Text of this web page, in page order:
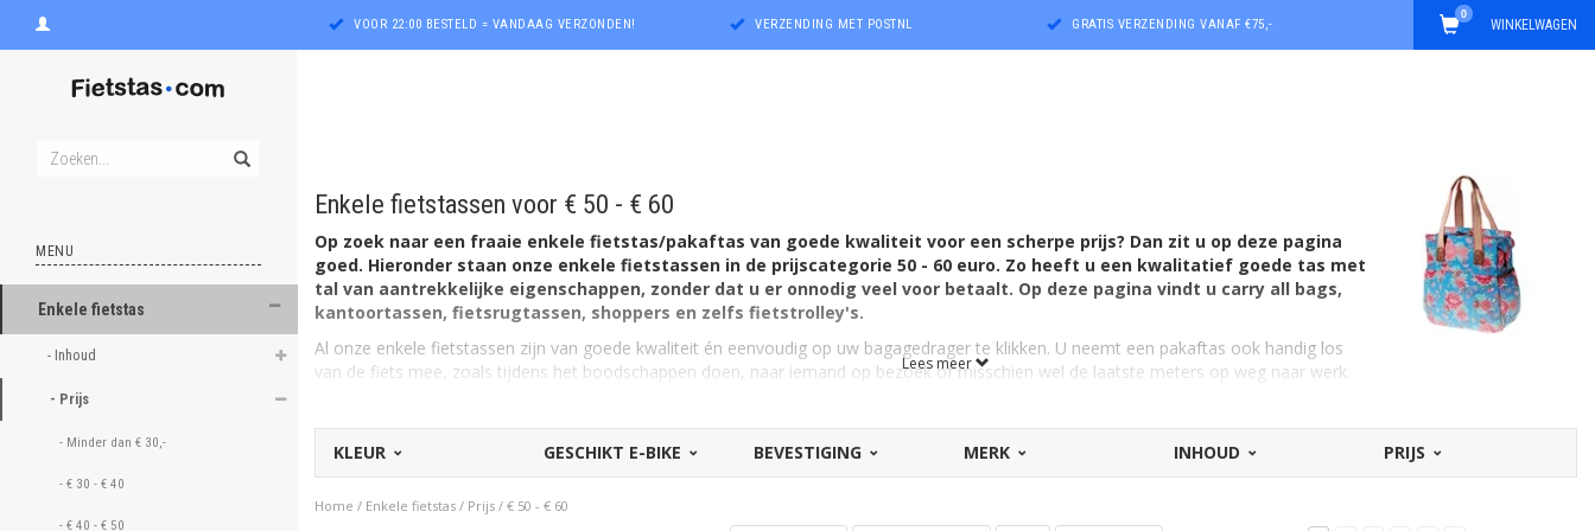
VOOR 22:00 BESTELD = VANDAAG VERZONDEN! VERZENDING MET POSTNL GRATIS VERZENDING VANAF €75,- WINKELWAGEN
0
MENU
Enkele fietstas
- Inhoud
- Prijs
- Minder dan € 30,-
- € 30 - € 40
- € 40 - € 50
ghost
ghost
ghost
Enkele fietstassen voor € 50 - € 60
Op zoek naar een fraaie enkele fietstas/pakaftas van goede kwaliteit voor een scherpe prijs? Dan zit u op deze pagina
goed. Hieronder staan onze enkele fietstassen in de prijscategorie 50 - 60 euro. Zo heeft u een kwalitatief goede tas met
tal van aantrekkelijke eigenschappen, zonder dat u er onnodig veel voor betaalt. Op deze pagina vindt u carry all bags,
kantoortassen, fietsrugtassen, shoppers en zelfs fietstrolley's.
Al onze enkele fietstassen zijn van goede kwaliteit én eenvoudig op uw bagagedrager te klikken. U neemt een pakaftas ook handig los
van de fiets mee, zoals tijdens het boodschappen doen, naar iemand op bezoek of misschien wel de laatste meters op weg naar werk.
daarbij een heel ruime keus. Zoveel enkele fietstassen, zoveel soorten! Het belangrijkste voordeel van een enkele fietstas is dat deze
wat minder ruimte in beslag neemt én makkelijk van de fiets of e-bike af te halen is. Ideaal derhalve voor tijdens het shoppen
bijvoorbeeld. En bij terugkomst plaatst u de 'pakaftas' ook zo weer (meestal achter) op de tweewieler.
Lees meer
KLEUR GESCHIKT E-BIKE BEVESTIGING MERK INHOUD PRIJS
Home / Enkele fietstas / Prijs / € 50 - € 60